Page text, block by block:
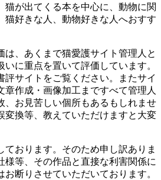
猫が出てくる本を中心に、動物に関
猫好きな人、動物好きな人へおすす
、あくまで猫愛護サイト管理人と
いに重点を置いて評価しています。
評サイトをご覧ください。またサイ
章作成・画像加工まですべて管理人
、お見苦しい個所もあるもしれませ
変換等、教えていただけますと大変
おります。そのため申し訳ありま
様等、その作品と直接な利害関係に
断りさせていただいております。